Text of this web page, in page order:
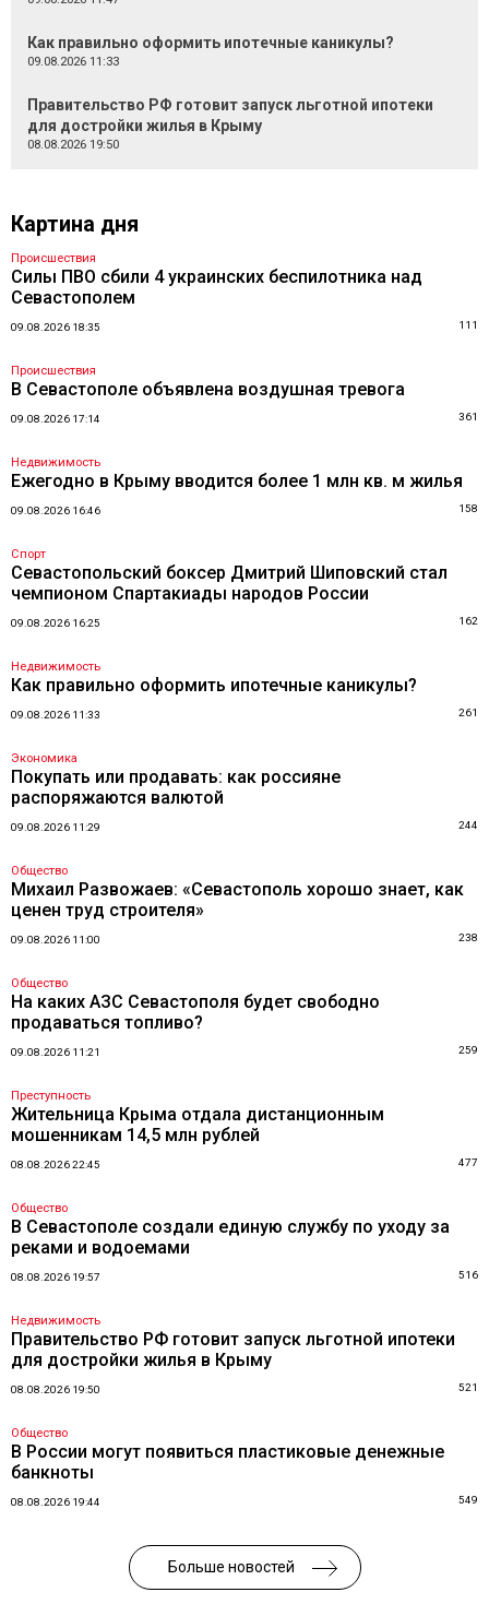
Как правильно оформить ипотечные каникулы?
09.08.2026 11:33
Правительство РФ готовит запуск льготной ипотеки
для достройки жилья в Крыму
08.08.2026 19:50
Картина дня
Происшествия
Силы ПВО сбили 4 украинских беспилотника над
Севастополем
09.08.2026 18:35 111
Происшествия
В Севастополе объявлена воздушная тревога
09.08.2026 17:14 361
Недвижимость
Ежегодно в Крыму вводится более 1 млн кв. м жилья
09.08.2026 16:46 158
Спорт
Севастопольский боксер Дмитрий Шиповский стал
чемпионом Спартакиады народов России
09.08.2026 16:25 162
Недвижимость
Как правильно оформить ипотечные каникулы?
09.08.2026 11:33 261
Экономика
Покупать или продавать: как россияне
распоряжаются валютой
09.08.2026 11:29 244
Общество
Михаил Развожаев: «Севастополь хорошо знает, как
ценен труд строителя»
09.08.2026 11:00 238
Общество
На каких АЗС Севастополя будет свободно
продаваться топливо?
09.08.2026 11:21 259
Преступность
Жительница Крыма отдала дистанционным
мошенникам 14,5 млн рублей
08.08.2026 22:45 477
Общество
В Севастополе создали единую службу по уходу за
реками и водоемами
08.08.2026 19:57 516
Недвижимость
Правительство РФ готовит запуск льготной ипотеки
для достройки жилья в Крыму
08.08.2026 19:50 521
Общество
В России могут появиться пластиковые денежные
банкноты
08.08.2026 19:44 549
Больше новостей